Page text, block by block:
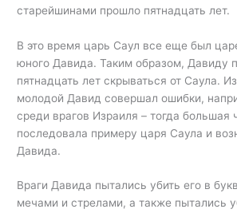
старейшинами прошло пятнадцать лет.
В это время царь Саул все еще был
юного Давида. Таким образом, Давиду
пятнадцать лет скрываться от Саула.
молодой Давид совершал ошибки,
среди врагов Израиля – тогда большая
последовала примеру царя Саула и
Давида.
Враги Давида пытались убить его в
мечами и стрелами, а также пытались